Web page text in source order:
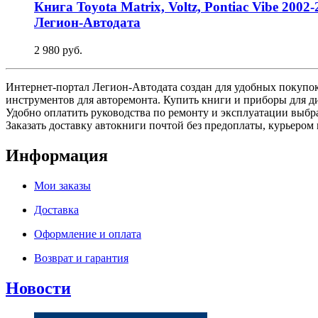
Книга Toyota Matrix, Voltz, Pontiac Vibe 2002-
Легион-Aвтодата
2 980 руб.
Интернет-портал Легион-Автодата создан для удобных
инструментов для авторемонта. Купить книги и приборы для
Удобно оплатить руководства по ремонту и эксплуатации
Заказать доставку автокниги почтой без предоплаты,
Информация
Мои заказы
Доставка
Оформление и оплата
Возврат и гарантия
Новости